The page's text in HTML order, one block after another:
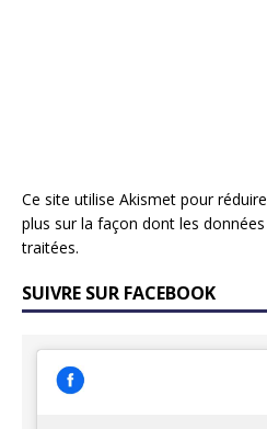
Ce site utilise Akismet pour
plus sur la façon dont les
traitées.
SUIVRE SUR FACEBOOK